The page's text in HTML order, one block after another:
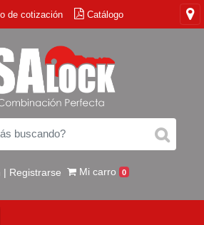
de cotización Catálogo
| Registrarse Mi carro 0